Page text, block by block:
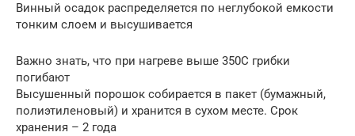
Винный осадок распределяется по неглубокой емкости
тонким слоем и высушивается
Важно знать, что при нагреве выше 350С грибки
погибают
Высушенный порошок собирается в пакет (бумажный,
полиэтиленовый) и хранится в сухом месте. Срок
хранения – 2 года